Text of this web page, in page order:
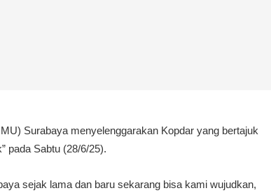
Surabaya menyelenggarakan Kopdar yang bertajuk
pada Sabtu (28/6/25).
sejak lama dan baru sekarang bisa kami wujudkan,